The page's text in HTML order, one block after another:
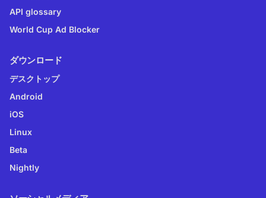
API glossary
World Cup Ad Blocker
ダウンロード
デスクトップ
Android
iOS
Linux
Beta
Nightly